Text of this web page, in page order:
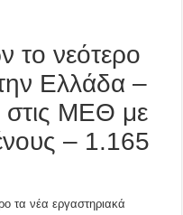
το νεότερο
Ελλάδα –
στις ΜΕΘ με
– 1.165
τα νέα εργαστηριακά